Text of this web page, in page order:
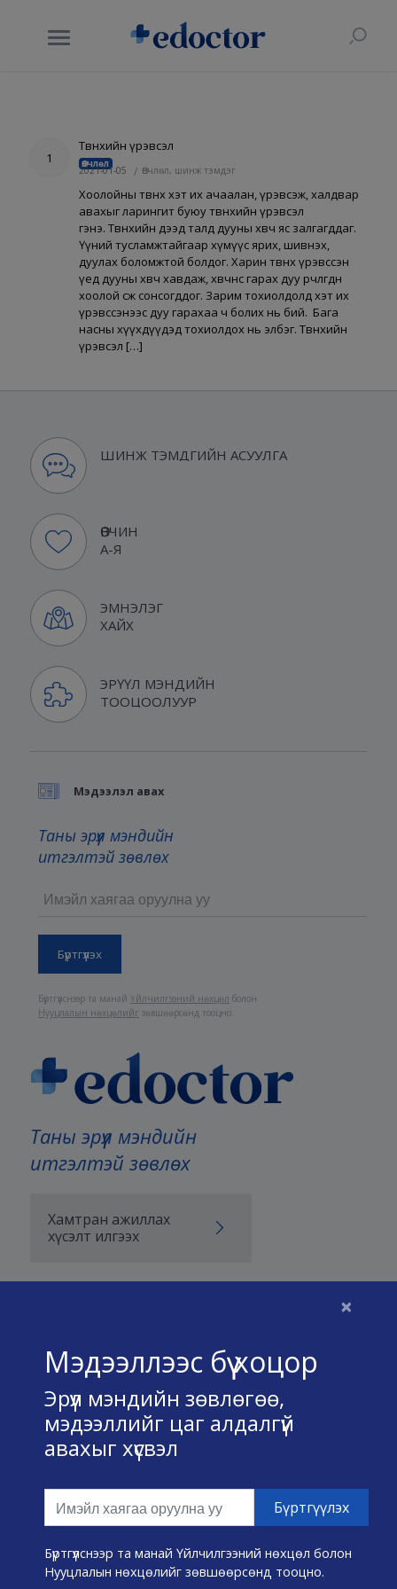
1
Төвөнхийн үрэвсэл
Өвчлөл
2021-01-05 / Өвчлөл, шинж тэмдэг
Хоолойны төвөнх хэт их ачаалан, үрэвсэж, халдвар
авахыг ларингит буюу төвөнхийн үрэвсэл
гэнэ. Төвөнхийн дээд талд дууны хөвч яс залгагддаг.
Үүний тусламжтайгаар хүмүүс ярих, шивнэх,
дуулах боломжтой болдог. Харин төвөнх үрэвссэн
үед дууны хөвч хавдаж, хөвчнөөс гарах дуу өөрчлөгдөн
хоолой сөөж сонсогддог. Зарим тохиолдолд хэт их
үрэвссэнээс дуу гарахаа ч болих нь бий. Бага
насны хүүхдүүдэд тохиолдох нь элбэг. Төвөнхийн
үрэвсэл […]
×
Мэдээллээс бүү хоцор
Эрүүл мэндийн зөвлөгөө,
мэдээллийг цаг алдалгүй
авахыг хүсвэл
Бүртгүүлснээр та манай Үйлчилгээний нөхцөл болон
Нууцлалын нөхцөлийг зөвшөөрсөнд тооцно.
ШИНЖ ТЭМДГИЙН АСУУЛГА
ӨВЧИН
А-Я
ЭМНЭЛЭГ
ХАЙХ
ЭРҮҮЛ МЭНДИЙН
ТООЦООЛУУР
Таны эрүүл мэндийн
итгэлтэй зөвлөх
Хамтран ажиллах
хүсэлт илгээх
Үйлчилгээний нөхцөл
Нууц хадгалах тухай
Холбоо барих
Өвчин А-Я
Эмнэлэг хайх
Эрүүл мэндийн хэрэгслүүд
Мэдээлэл авах
Таны эрүүл мэндийн
итгэлтэй зөвлөх
Бүртгүүлснээр та манайҮйлчилгээний нөхцөл болон
Нууцлалын нөхцөлийг зөвшөөрсөнд тооцно.